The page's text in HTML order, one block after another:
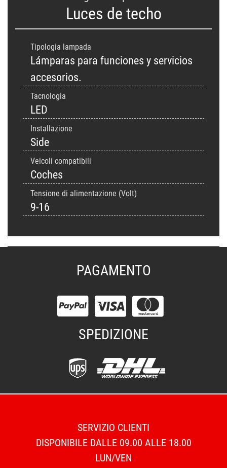
Luces de techo
Tipologia lampada
Lámparas para funciones y servicios
accesorios.
Tacnologia
LED
Installazione
Side
Veicoli compatibili
Coches
Tensione di alimentazione (Volt)
9-16
PAGAMENTO
SPEDIZIONE
SERVIZIO CLIENTI
DISPONIBILE DALLE 09.00 ALLE 18.00
LUN/VEN